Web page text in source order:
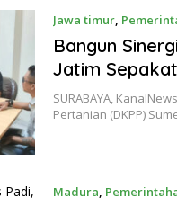
Jawa timur,
Bangun
Jatim
SURABAYA,
Pertanian (DKPP)
Madura,